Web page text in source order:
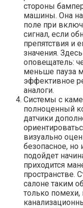
стороны
машины. Она
поле при
сигнал, если
препятствия и
значения.
оповещатель:
меньше пауза
эффективное
аналоги.
Системы с
полноценный
датчики
визуально
безопасное, но
подойдет
приходится
пространстве.
салоне таким
только помехи,